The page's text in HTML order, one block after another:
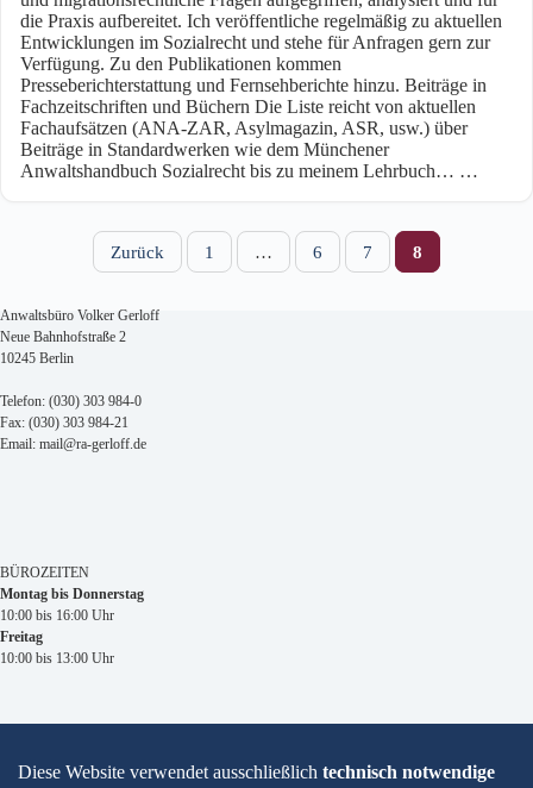
die Praxis aufbereitet. Ich veröffentliche regelmäßig zu aktuellen
Entwicklungen im Sozialrecht und stehe für Anfragen gern zur
Verfügung. Zu den Publikationen kommen
Presseberichterstattung und Fernsehberichte hinzu. Beiträge in
Fachzeitschriften und Büchern Die Liste reicht von aktuellen
Fachaufsätzen (ANA-ZAR, Asylmagazin, ASR, usw.) über
Beiträge in Standardwerken wie dem Münchener
Anwaltshandbuch Sozialrecht bis zu meinem Lehrbuch… …
Navigation
Zurück 1 … 6 7 8
Anwaltsbüro Volker Gerloff
Neue Bahnhofstraße 2
10245 Berlin
Telefon: (030) 303 984-0
Fax: (030) 303 984-21
Email: mail@ra-gerloff.de
BÜROZEITEN
Montag bis Donnerstag
10:00 bis 16:00 Uhr
Freitag
10:00 bis 13:00 Uhr
Kontakt